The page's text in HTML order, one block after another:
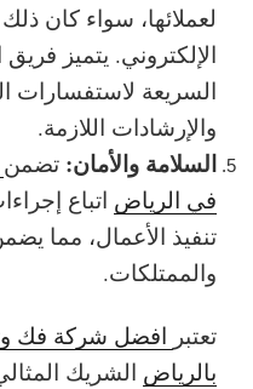
لعملائها، سواء كان
الإلكتروني. يتميز
السريعة لاستفسارات
والإرشادات اللازمة.
السلامة والأمان: تضمن
في الرياض اتباع
تنفيذ الأعمال، مما
والممتلكات.
تعتبر افضل شركة فك
بالرياض الشريك